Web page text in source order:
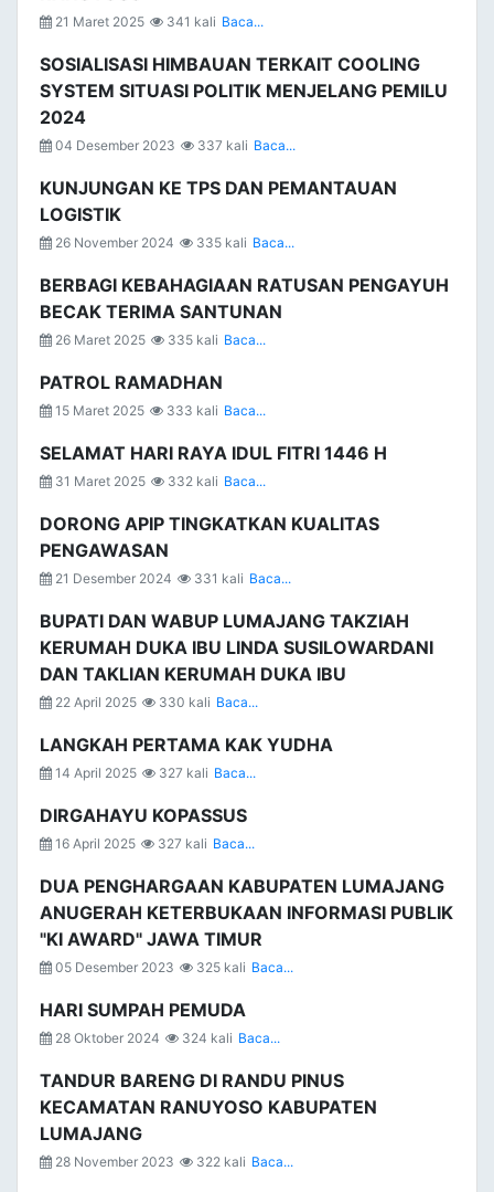
21 Maret 2025 341 kali Baca...
SOSIALISASI HIMBAUAN TERKAIT COOLING
SYSTEM SITUASI POLITIK MENJELANG PEMILU
2024
04 Desember 2023 337 kali Baca...
KUNJUNGAN KE TPS DAN PEMANTAUAN
LOGISTIK
26 November 2024 335 kali Baca...
BERBAGI KEBAHAGIAAN RATUSAN PENGAYUH
BECAK TERIMA SANTUNAN
26 Maret 2025 335 kali Baca...
PATROL RAMADHAN
15 Maret 2025 333 kali Baca...
SELAMAT HARI RAYA IDUL FITRI 1446 H
31 Maret 2025 332 kali Baca...
DORONG APIP TINGKATKAN KUALITAS
PENGAWASAN
21 Desember 2024 331 kali Baca...
BUPATI DAN WABUP LUMAJANG TAKZIAH
KERUMAH DUKA IBU LINDA SUSILOWARDANI
DAN TAKLIAN KERUMAH DUKA IBU
22 April 2025 330 kali Baca...
LANGKAH PERTAMA KAK YUDHA
14 April 2025 327 kali Baca...
DIRGAHAYU KOPASSUS
16 April 2025 327 kali Baca...
DUA PENGHARGAAN KABUPATEN LUMAJANG
ANUGERAH KETERBUKAAN INFORMASI PUBLIK
"KI AWARD" JAWA TIMUR
05 Desember 2023 325 kali Baca...
HARI SUMPAH PEMUDA
28 Oktober 2024 324 kali Baca...
TANDUR BARENG DI RANDU PINUS
KECAMATAN RANUYOSO KABUPATEN
LUMAJANG
28 November 2023 322 kali Baca...